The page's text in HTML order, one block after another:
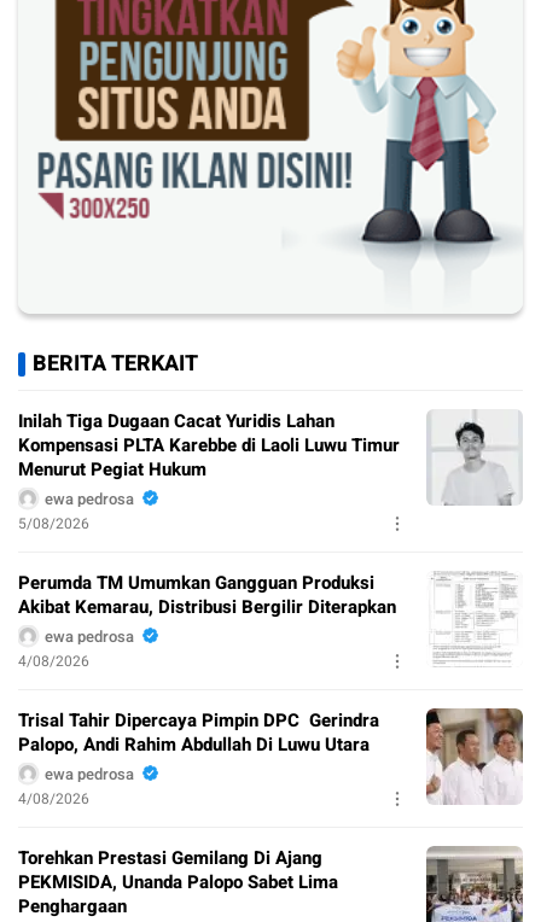
BERITA TERKAIT
Inilah Tiga Dugaan Cacat Yuridis Lahan
Kompensasi PLTA Karebbe di Laoli Luwu Timur
Menurut Pegiat Hukum
ewa pedrosa
5/08/2026
Perumda TM Umumkan Gangguan Produksi
Akibat Kemarau, Distribusi Bergilir Diterapkan
ewa pedrosa
4/08/2026
Trisal Tahir Dipercaya Pimpin DPC Gerindra
Palopo, Andi Rahim Abdullah Di Luwu Utara
ewa pedrosa
4/08/2026
Torehkan Prestasi Gemilang Di Ajang
PEKMISIDA, Unanda Palopo Sabet Lima
Penghargaan